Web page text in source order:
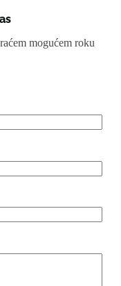
mogućem roku